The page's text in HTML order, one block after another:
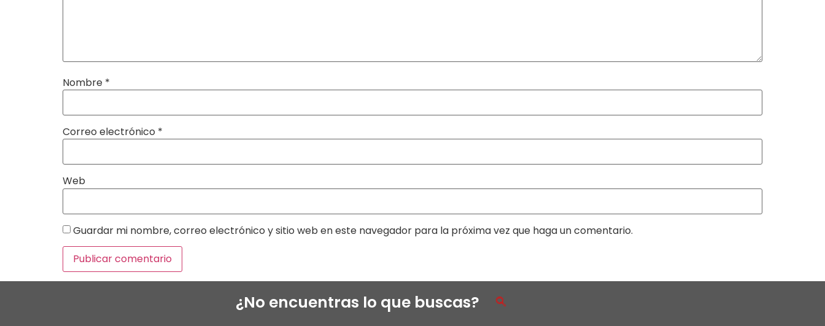
Nombre *
Correo electrónico *
Web
Guardar mi nombre, correo electrónico y sitio web en este navegador para la próxima vez que haga un comentario.
¿No encuentras lo que buscas?